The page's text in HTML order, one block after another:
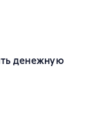
денежную
0 оценок